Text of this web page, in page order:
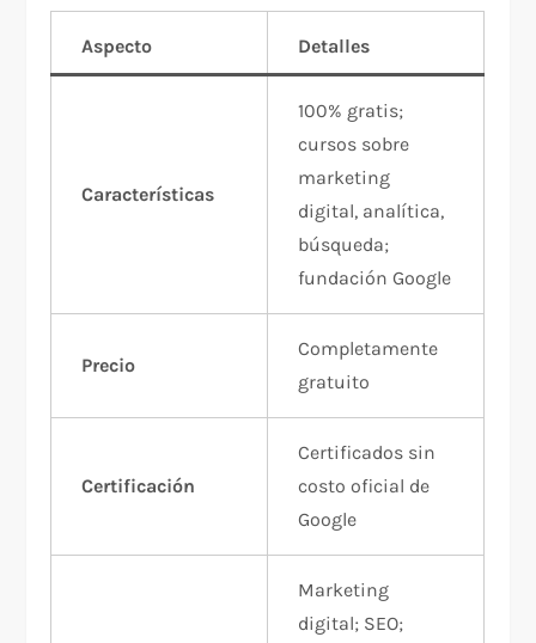
Aspecto Detalles
Características
100% gratis;
cursos sobre
marketing
digital, analítica,
búsqueda;
fundación Google
Precio
Completamente
gratuito
Certificación
Certificados sin
costo oficial de
Google
Marketing
digital; SEO;